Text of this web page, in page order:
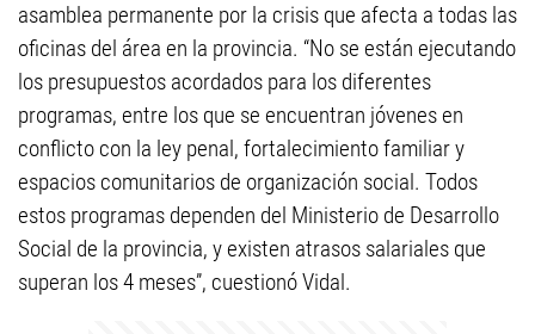
asamblea permanente por la crisis que afecta a todas las
oficinas del área en la provincia. “No se están ejecutando
los presupuestos acordados para los diferentes
programas, entre los que se encuentran jóvenes en
conflicto con la ley penal, fortalecimiento familiar y
espacios comunitarios de organización social. Todos
estos programas dependen del Ministerio de Desarrollo
Social de la provincia, y existen atrasos salariales que
superan los 4 meses”, cuestionó Vidal.